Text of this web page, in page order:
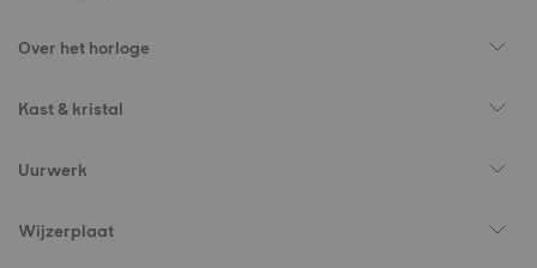
Over het horloge
Kast & kristal
Uurwerk
Wijzerplaat